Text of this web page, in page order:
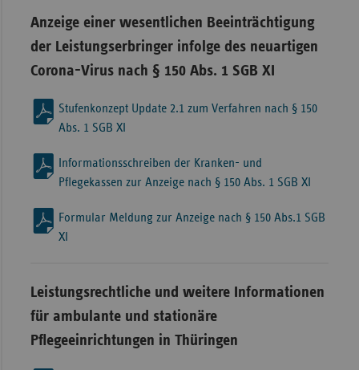
Anzeige einer wesentlichen Beeinträchtigung
der Leistungserbringer infolge des neuartigen
Corona-Virus nach § 150 Abs. 1 SGB XI
Stufenkonzept Update 2.1 zum Verfahren nach § 150
Abs. 1 SGB XI
Informationsschreiben der Kranken- und
Pflegekassen zur Anzeige nach § 150 Abs. 1 SGB XI
Formular Meldung zur Anzeige nach § 150 Abs.1 SGB
XI
Leistungsrechtliche und weitere Informationen
für ambulante und stationäre
Pflegeeinrichtungen in Thüringen